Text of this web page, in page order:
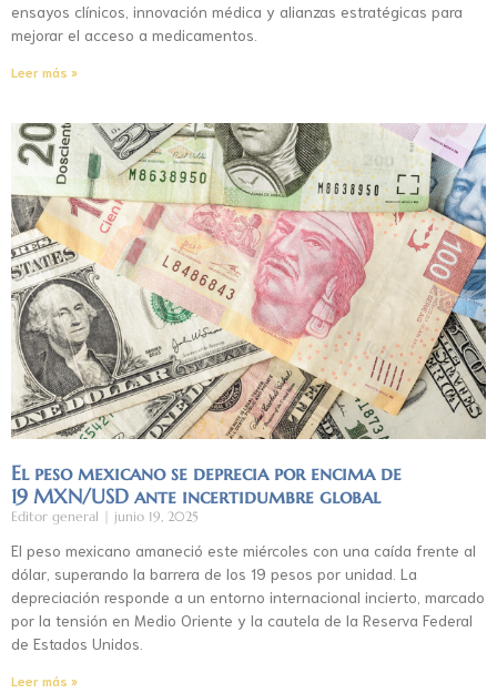
ensayos clínicos, innovación médica y alianzas estratégicas para
mejorar el acceso a medicamentos.
Leer más »
El peso mexicano se deprecia por encima de
19 MXN/USD ante incertidumbre global
Editor general junio 19, 2025
El peso mexicano amaneció este miércoles con una caída frente al
dólar, superando la barrera de los 19 pesos por unidad. La
depreciación responde a un entorno internacional incierto, marcado
por la tensión en Medio Oriente y la cautela de la Reserva Federal
de Estados Unidos.
Leer más »